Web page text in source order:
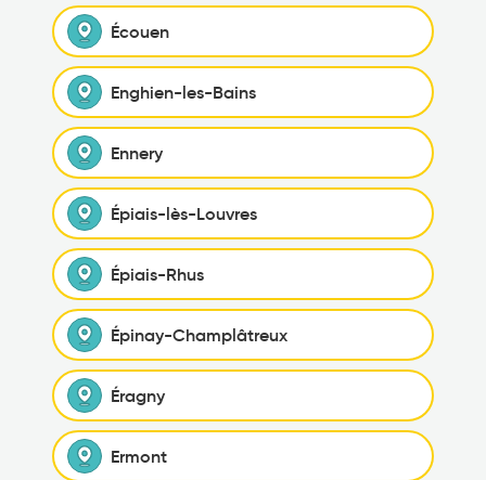
Écouen
Enghien-les-Bains
Ennery
Épiais-lès-Louvres
Épiais-Rhus
Épinay-Champlâtreux
Éragny
Ermont